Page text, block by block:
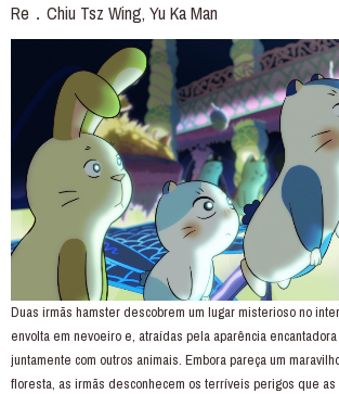
Re． Chiu Tsz Wing, Yu Ka Man
Duas irmãs hamster descobrem um lugar misterioso no
envolta em nevoeiro e, atraídas pela aparência
juntamente com outros animais. Embora pareça um
floresta, as irmãs desconhecem os terríveis perigos que as